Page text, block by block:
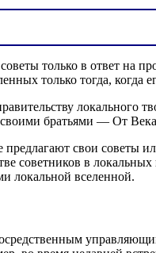
только в ответ на
только тогда, когда
братьями — От
свои советы
в локальных
локальной вселенной.